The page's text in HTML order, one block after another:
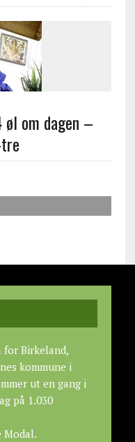
om dagen –
Birkeland,
kommune i
ut en gang i
på 1.030
Modal.